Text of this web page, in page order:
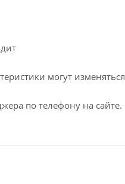
могут изменяться
по телефону на сайте.